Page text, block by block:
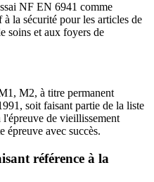
NF EN 6941 comme
la sécurité pour les articles de
soins et aux foyers de
M2, à titre permanent
soit faisant partie de la liste
de vieillissement
épreuve avec succès.
référence à la